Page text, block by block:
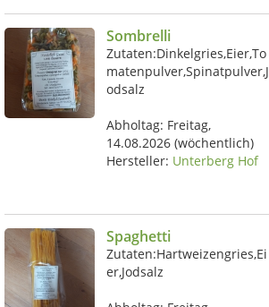
Sombrelli
Zutaten:Dinkelgries,Eier,To
matenpulver,Spinatpulver,J
odsalz
Abholtag: Freitag,
14.08.2026(wöchentlich)
Hersteller: Unterberg Hof
Spaghetti
Zutaten:Hartweizengries,Ei
er,Jodsalz